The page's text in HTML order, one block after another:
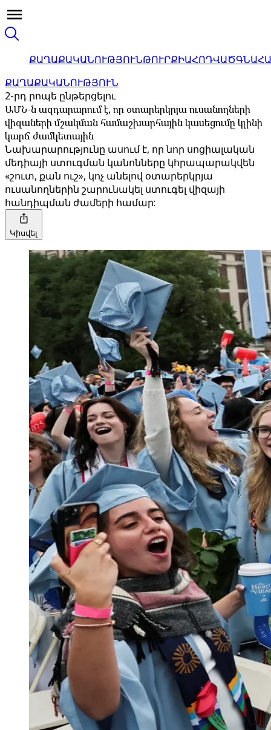
ՔԱՂԱՔԱԿԱՆՈՒԹՅՈՒՆԹՈՒՐՔԻԱՀՈԴՎԱԾ
ՔԱՂԱՔԱԿԱՆՈՒԹՅՈՒՆ
2-րդ րոպե ընթերցելու
ԱՄՆ-ն ազդարարում է, որ օտարերկրյա ուսանողների
վիզաների մշակման համաշխարհային կասեցումը կլինի
կարճ ժամկետային
Նախարարությունը ասում է, որ նոր սոցիալական
մեդիայի ստուգման կանոնները կհրապարակվեն
«շուտ, քան ուշ», կոչ անելով օտարերկրյա
ուսանողներին շարունակել ստուգել վիզայի
հանդիպման ժամերի համար:
Կիսվել